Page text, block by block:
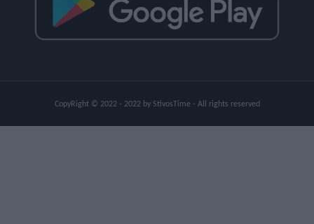
CopyRight © 2022 - 2022 by StivosTime - All rights reserved